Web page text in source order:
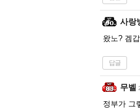
사랑
왔노? 겜
답글
무벨
정부가 그